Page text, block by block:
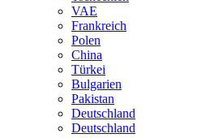
VAE
Frankreich
Polen
China
Türkei
Bulgarien
Pakistan
Deutschland
Deutschland